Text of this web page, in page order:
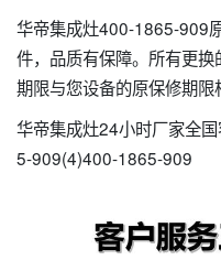
华帝集成灶400-1865-909
件，品质有保障。所有更
期限与您设备的原保修期限
华帝集成灶24小时厂家全
5-909(4)400-1865-909